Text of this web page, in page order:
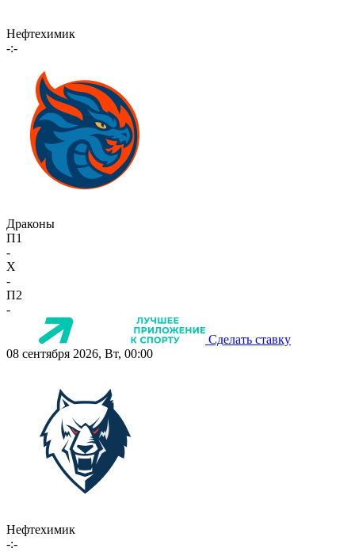
Нефтехимик
-:-
Драконы
П1
-
X
-
П2
-
Сделать ставку
08 сентября 2026, Вт, 00:00
Нефтехимик
-:-